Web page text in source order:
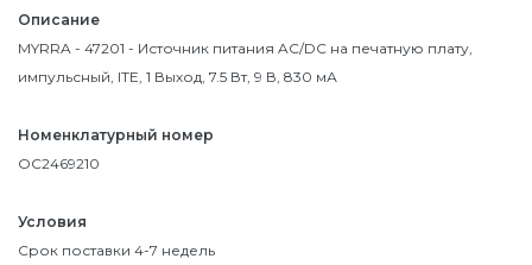
Описание
MYRRA - 47201 - Источник питания AC/DC на печатную плату,
импульсный, ITE, 1 Выход, 7.5 Вт, 9 В, 830 мА
Номенклатурный номер
OC2469210
Условия
Срок поставки 4-7 недель